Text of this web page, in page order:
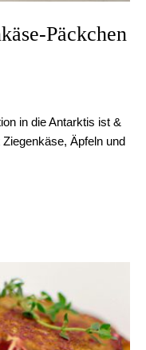
Päckchen
in die Antarktis ist &
Äpfeln und